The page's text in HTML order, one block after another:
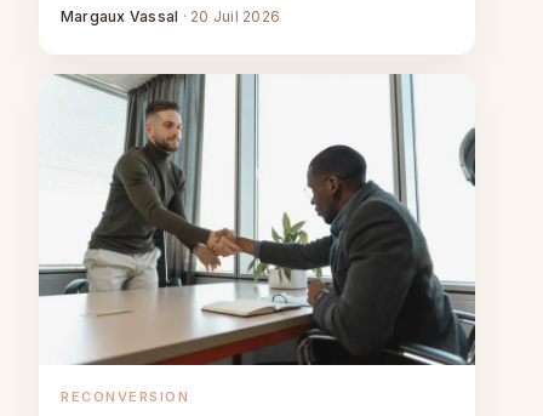
Margaux Vassal · 20 Juil 2026
RECONVERSION